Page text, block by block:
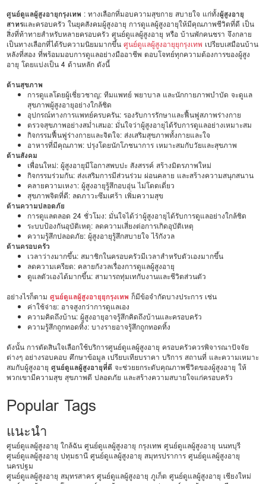
ศูนย์ดูแลผู้สูงอายุกรุงเทพ : ทางเลือกที่มอบความสุขกาย สบายใจ แก่ทั้งผู้สูงอายุ
สาทรและครอบครัว ในยุคสังคมผู้สูงอายุ การดูแลผู้สูงอายุให้มีคุณภาพชีวิตที่ดี เป็น
สิ่งที่ท้าทายสำหรับหลายครอบครัว ศูนย์ดูแลผู้สูงอายุ หรือ บ้านพักคนชรา จึงกลาย
เป็นทางเลือกที่ได้รับความนิยมมากขึ้นศูนย์ดูแลผู้สูงอายุยุกรุงเทพ เปรียบเสมือนบ้าน
หลังที่สอง ที่พร้อมมอบการดูแลอย่างมืออาชีพ ตอบโจทย์ทุกความต้องการของผู้สูง
อายุ โดยแบ่งเป็น 4 ด้านหลัก ดังนี้
ด้านสุขภาพ
การดูแลโดยผู้เชี่ยวชาญ: ทีมแพทย์ พยาบาล และนักกายภาพบำบัด จะดูแล
สุขภาพผู้สูงอายุอย่างใกล้ชิด
อุปกรณ์ทางการแพทย์ครบครัน: รองรับการรักษาและฟื้นฟูสภาพร่างกาย
ตรวจสุขภาพอย่างสม่ำเสมอ: มั่นใจว่าผู้สูงอายุได้รับการดูแลอย่างเหมาะสม
กิจกรรมฟื้นฟูร่างกายและจิตใจ: ส่งเสริมสุขภาพทั้งกายและใจ
อาหารที่มีคุณภาพ: ปรุงโดยนักโภชนาการ เหมาะสมกับวัยและสุขภาพ
ด้านสังคม
เพื่อนใหม่: ผู้สูงอายุมีโอกาสพบปะ สังสรรค์ สร้างมิตรภาพใหม่
กิจกรรมร่วมกัน: ส่งเสริมการมีส่วนร่วม ผ่อนคลาย และสร้างความสนุกสนาน
คลายความเหงา: ผู้สูงอายุรู้สึกอบอุ่น ไม่โดดเดี่ยว
สุขภาพจิตที่ดี: ลดภาวะซึมเศร้า เพิ่มความสุข
ด้านความปลอดภัย
การดูแลตลอด 24 ชั่วโมง: มั่นใจได้ว่าผู้สูงอายุได้รับการดูแลอย่างใกล้ชิด
ระบบป้องกันอุบัติเหตุ: ลดความเสี่ยงต่อการเกิดอุบัติเหตุ
ความรู้สึกปลอดภัย: ผู้สูงอายุรู้สึกสบายใจ ไร้กังวล
ด้านครอบครัว
เวลาว่างมากขึ้น: สมาชิกในครอบครัวมีเวลาสำหรับตัวเองมากขึ้น
ลดความเครียด: คลายกังวลเรื่องการดูแลผู้สูงอายุ
ดูแลตัวเองได้มากขึ้น: สามารถทุ่มเทกับงานและชีวิตส่วนตัว
อย่างไรก็ตามศูนย์ดูแลผู้สูงอายุยุกรุงเทพ ก็มีข้อจำกัดบางประการ เช่น
ค่าใช้จ่าย: อาจสูงกว่าการดูแลเอง
ความคิดถึงบ้าน: ผู้สูงอายุอาจรู้สึกคิดถึงบ้านและครอบครัว
ความรู้สึกถูกทอดทิ้ง: บางรายอาจรู้สึกถูกทอดทิ้ง
ดังนั้น การตัดสินใจเลือกใช้บริการศูนย์ดูแลผู้สูงอายุ ครอบครัวควรพิจารณาปัจจัย
ต่างๆ อย่างรอบคอบ ศึกษาข้อมูล เปรียบเทียบราคา บริการ สถานที่ และความเหมาะ
สมกับผู้สูงอายุศูนย์ดูแลผู้สูงอายุที่ดี จะช่วยยกระดับคุณภาพชีวิตของผู้สูงอายุ ให้
พวกเขามีความสุข สุขภาพดี ปลอดภัย และสร้างความสบายใจแก่ครอบครัว
Popular Tags
แนะนำ
ศูนย์ดูแลผู้สูงอายุ ใกล้ฉัน ศูนย์ดูแลผู้สูงอายุ กรุงเทพ ศูนย์ดูแลผู้สูงอายุ นนทบุรี
ศูนย์ดูแลผู้สูงอายุ ปทุมธานี ศูนย์ดูแลผู้สูงอายุ สมุทรปราการ ศูนย์ดูแลผู้สูงอายุ
นครปฐม
ศูนย์ดูแลผู้สูงอายุ สมุทรสาคร ศูนย์ดูแลผู้สูงอายุ ภูเก็ต ศูนย์ดูแลผู้สูงอายุ เชียงใหม่